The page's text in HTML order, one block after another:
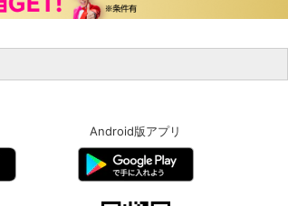
Android版アプリ